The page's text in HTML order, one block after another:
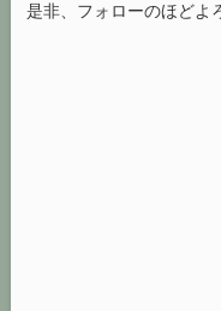
是非、フォローのほどよ